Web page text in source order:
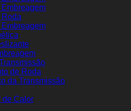
de Roda
da Transmissão
de Calor